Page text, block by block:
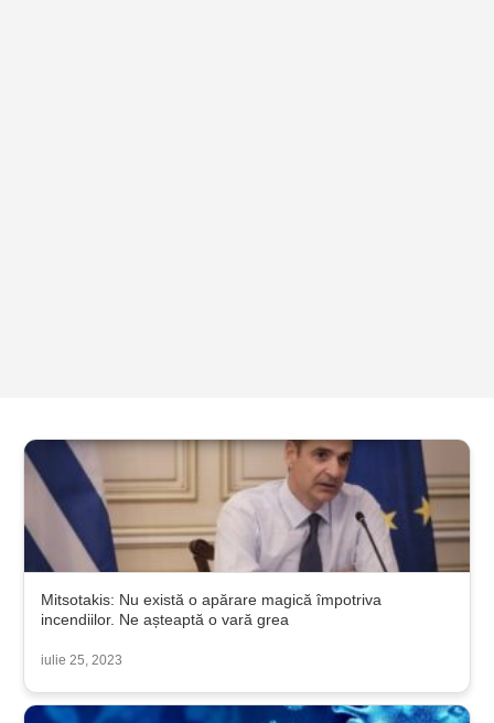
Mitsotakis: Nu există o apărare magică împotriva
incendiilor. Ne așteaptă o vară grea
iulie 25, 2023